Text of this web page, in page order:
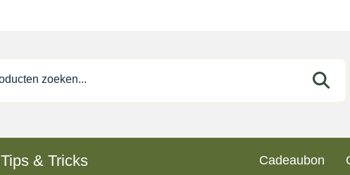
Tips & Tricks Cadeaubon